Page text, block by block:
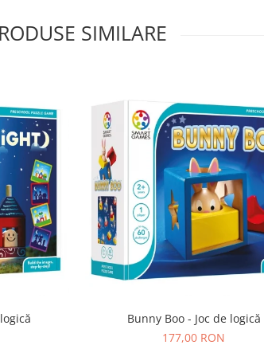
SIMILARE
Bunny Boo - Joc de logică
177,00 RON